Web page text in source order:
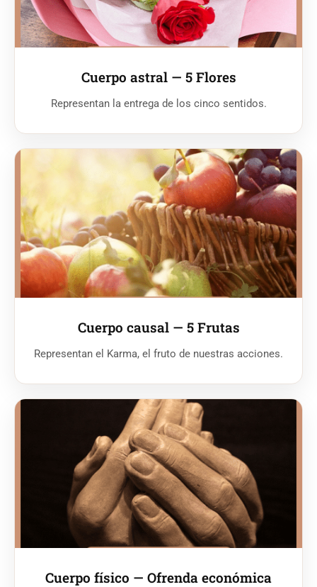
Cuerpo astral — 5 Flores
Representan la entrega de los cinco sentidos.
Cuerpo causal — 5 Frutas
Representan el Karma, el fruto de nuestras acciones.
Cuerpo físico — Ofrenda económica